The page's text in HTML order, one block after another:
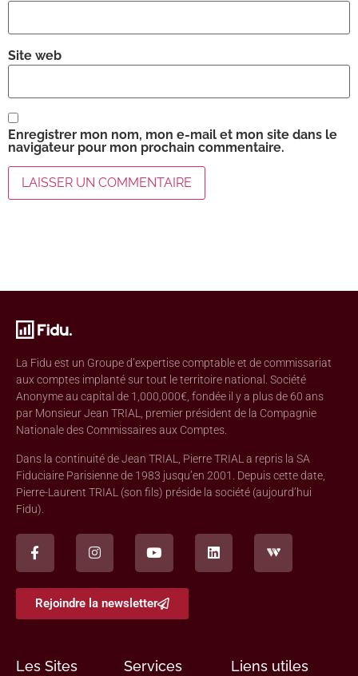
Site web
Enregistrer mon nom, mon e-mail et mon site dans le
navigateur pour mon prochain commentaire.
La Fidu est un Groupe d’expertise comptable et de commissariat
aux comptes implanté sur tout le territoire national. Société
Anonyme au capital de 1,000,000€, fondée il y a plus de 60 ans
par Monsieur Jean TRIAL, premier président de la Compagnie
Nationale des Commissaires aux Comptes.
Dans la continuité de Jean TRIAL, Pierre TRIAL a repris la SA
Fiduciaire Parisienne de 1983 jusqu’en 2001. Depuis cette date,
Pierre-Laurent TRIAL (son fils) préside la société (aujourd’hui
Fidu).
Rejoindre la newsletter
Les Sites Services Liens utiles